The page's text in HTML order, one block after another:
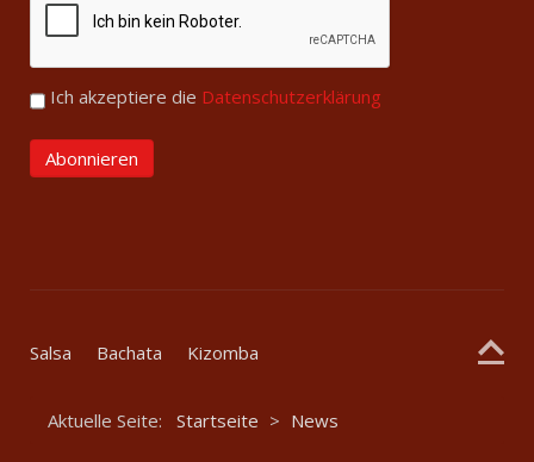
Ich akzeptiere die Datenschutzerklärung
Salsa Bachata Kizomba
Aktuelle Seite: Startseite > News